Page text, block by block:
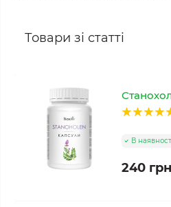
Товари зі статті
В
240 грн